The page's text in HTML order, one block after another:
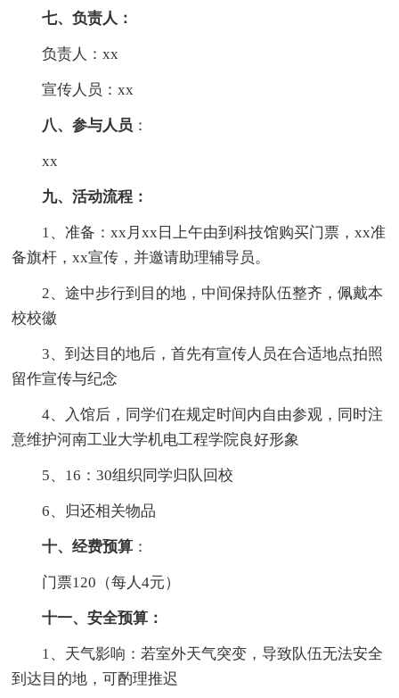
七、负责人：
负责人：xx
宣传人员：xx
八、参与人员 ：
xx
九、活动流程：
1、准备：xx月xx日上午由到科技馆购买门票，xx准
备旗杆，xx宣传，并邀请助理辅导员。
2、途中步行到目的地，中间保持队伍整齐，佩戴本
校校徽
3、到达目的地后，首先有宣传人员在合适地点拍照
留作宣传与纪念
4、入馆后，同学们在规定时间内自由参观，同时注
意维护河南工业大学机电工程学院良好形象
5、16：30组织同学归队回校
6、归还相关物品
十、经费预算 ：
门票120（每人4元）
十一、安全预算：
1、天气影响：若室外天气突变，导致队伍无法安全
到达目的地，可酌理推迟